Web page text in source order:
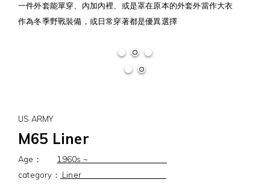
一件外套能單穿、內加內裡、或是罩在原本的外套外當作大衣
作為冬季野戰裝備，或日常穿著都是優異選擇
US ARMY
M65 Liner
Age： 1960s ~
category： Liner